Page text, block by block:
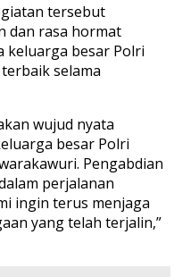
tersebut
dan rasa hormat
keluarga besar Polri
selama
wujud nyata
besar Polri
Pengabdian
perjalanan
ingin terus menjaga
yang telah terjalin,”